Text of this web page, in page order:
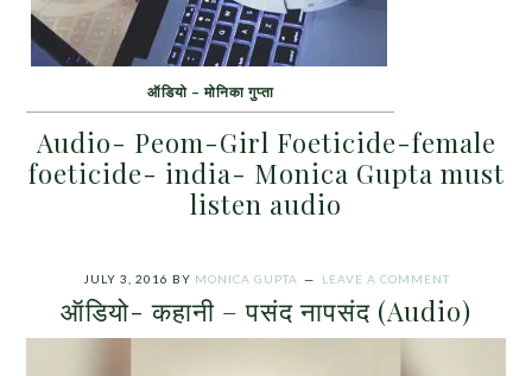
ऑडियो – मोनिका गुप्ता
Audio- Peom-Girl Foeticide-female
foeticide- india- Monica Gupta must
listen audio
JULY 3, 2016 BY MONICA GUPTA LEAVE A COMMENT
ऑडियो- कहानी – पसंद नापसंद (Audio)